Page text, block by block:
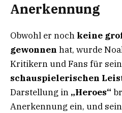
Anerkennung
Obwohl er noch keine
gewonnen hat, wurde
Kritikern und Fans für
schauspielerischen
Darstellung in „Heroes“
Anerkennung ein, und